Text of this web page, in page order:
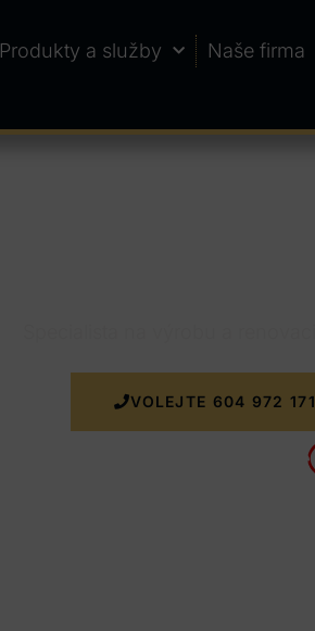
Produkty a služby Naše firma
VOLEJTE 604 972 171
Nyní doprava k zakázce